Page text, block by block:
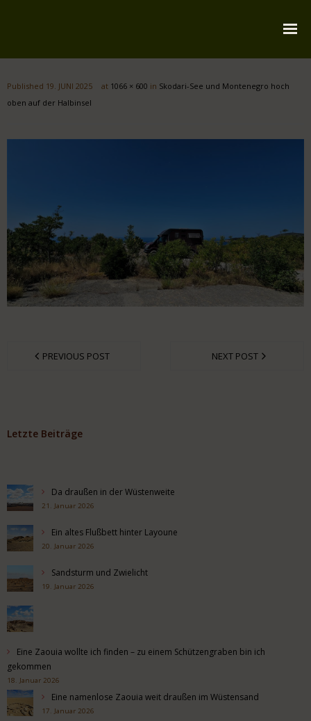
Über mich
Impressum
Datenschutz
Published 19. JUNI 2025 at 1066 × 600 in Skodari-See und Montenegro hoch
oben auf der Halbinsel
PREVIOUS POST NEXT POST
Letzte Beiträge
Da draußen in der Wüstenweite
21. Januar 2026
Ein altes Flußbett hinter Layoune
20. Januar 2026
Sandsturm und Zwielicht
19. Januar 2026
Eine Zaouia wollte ich finden – zu einem Schützengraben bin ich
gekommen
18. Januar 2026
Eine namenlose Zaouia weit draußen im Wüstensand
17. Januar 2026